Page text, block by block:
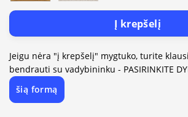
Į krepšelį
Jeigu nėra "į krepšelį" mygtuko, turite
bendrauti su vadybininku - PASIRINKITE
šią formą